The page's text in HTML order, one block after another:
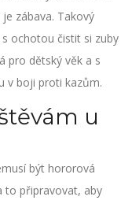
zábava. Takový
ochotou čistit si zuby
pro dětský věk a s
v boji proti kazům.
u
být hororová
to připravovat, aby